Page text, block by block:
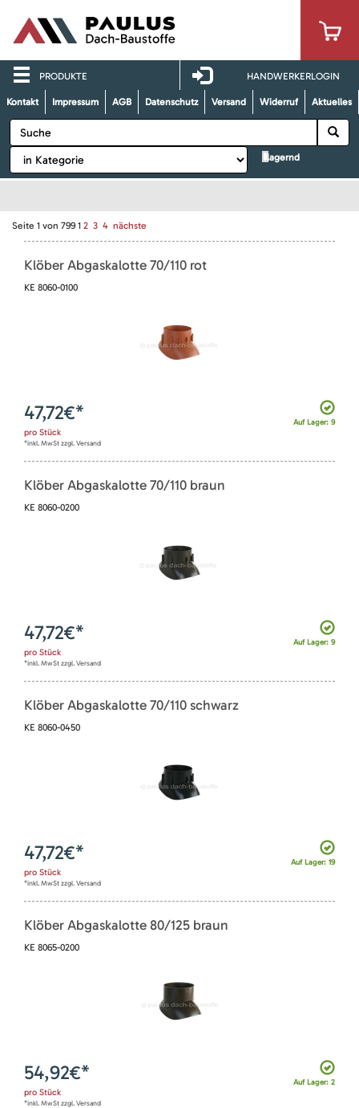
PRODUKTE HANDWERKERLOGIN
Kontakt Impressum AGB Datenschutz Versand Widerruf Aktuelles
lagernd
Seite 1 von 799 1 2 3 4 nächste
Klöber Abgaskalotte 70/110 rot
KE 8060-0100
Auf Lager: 9
47,72€*
pro Stück
*inkl. MwSt zzgl. Versand
Klöber Abgaskalotte 70/110 braun
KE 8060-0200
Auf Lager: 9
47,72€*
pro Stück
*inkl. MwSt zzgl. Versand
Klöber Abgaskalotte 70/110 schwarz
KE 8060-0450
Auf Lager: 19
47,72€*
pro Stück
*inkl. MwSt zzgl. Versand
Klöber Abgaskalotte 80/125 braun
KE 8065-0200
Auf Lager: 2
54,92€*
pro Stück
*inkl. MwSt zzgl. Versand